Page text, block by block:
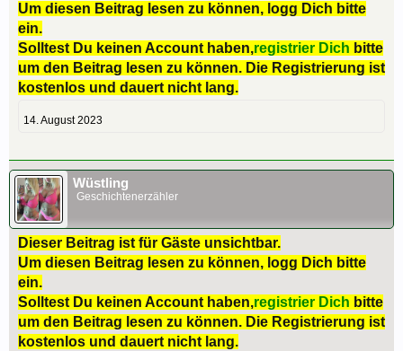
Um diesen Beitrag lesen zu können, logg Dich bitte
ein.
Solltest Du keinen Account haben,registrier Dich bitte
um den Beitrag lesen zu können. Die Registrierung ist
kostenlos und dauert nicht lang.
14. August 2023
Wüstling
Geschichtenerzähler
Dieser Beitrag ist für Gäste unsichtbar.
Um diesen Beitrag lesen zu können, logg Dich bitte
ein.
Solltest Du keinen Account haben,registrier Dich bitte
um den Beitrag lesen zu können. Die Registrierung ist
kostenlos und dauert nicht lang.